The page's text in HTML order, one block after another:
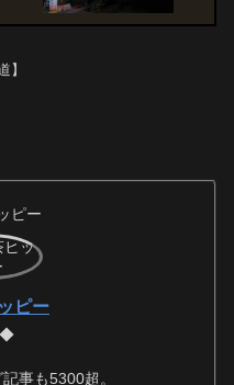
ピー
ピー
◆
事も5300超。